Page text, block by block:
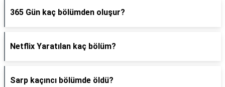
365 Gün kaç bölümden oluşur?
Netflix Yaratılan kaç bölüm?
Sarp kaçıncı bölümde öldü?